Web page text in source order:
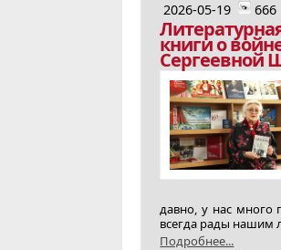
2026-05-19 666
книги о
Сергеевной
давно, у нас много
всегда рады нашим
Подробнее...